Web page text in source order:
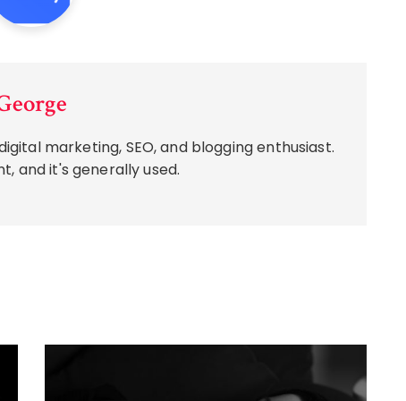
marketing, SEO, and blogging enthusiast.
and it's generally used.